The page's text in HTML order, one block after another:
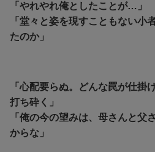
「やれやれ俺としたことが…」
「堂々と姿を現すこともない小
たのか」
「心配要らぬ。どんな罠が仕掛
打ち砕く」
「俺の今の望みは、母さんと父
からな」